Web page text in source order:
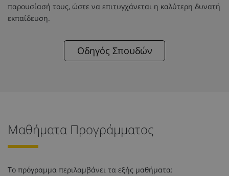
παρουσίασή τους, ώστε να επιτυγχάνεται η καλύτερη δυνατή
εκπαίδευση.
Οδηγός Σπουδών
Μαθήματα Προγράμματος
Το πρόγραμμα περιλαμβάνει τα εξής μαθήματα: